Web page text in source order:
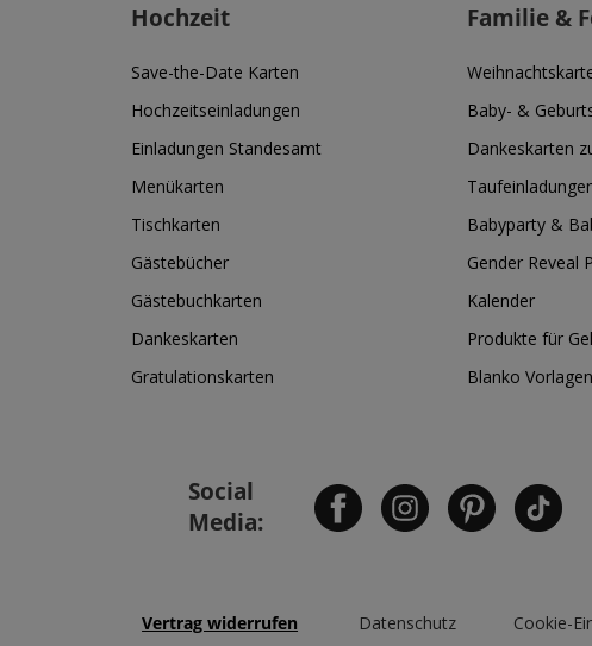
Hochzeit
Save-the-Date Karten
Hochzeitseinladungen
Einladungen Standesamt
Menükarten
Tischkarten
Gästebücher
Gästebuchkarten
Dankeskarten
Gratulationskarten
Familie &
Baby- &
Dankeskarten
Babyparty &
Gender Reveal
Kalender
Produkte für
Blanko Vorlagen
Social
Media:
Vertrag widerrufen Datenschutz Cookie-